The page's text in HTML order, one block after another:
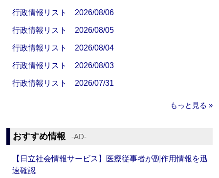
行政情報リスト 2026/08/06
行政情報リスト 2026/08/05
行政情報リスト 2026/08/04
行政情報リスト 2026/08/03
行政情報リスト 2026/07/31
もっと見る »
おすすめ情報 ‐AD‐
【日立社会情報サービス】医療従事者が副作用情報を迅
速確認